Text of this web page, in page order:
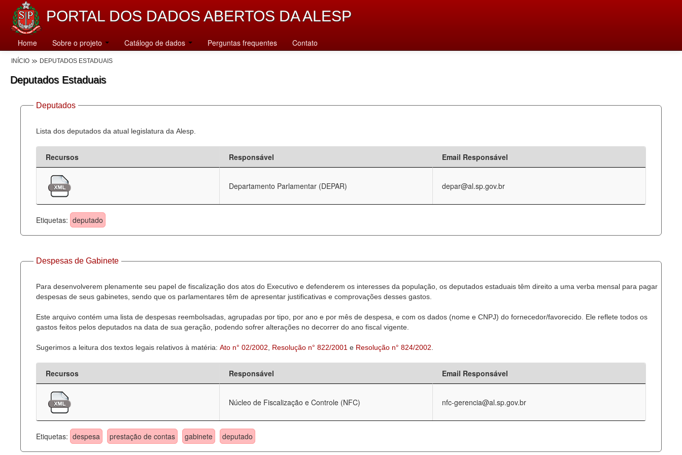
PORTAL DOS DADOS ABERTOS DA ALESP
Home Sobre o projeto Catálogo de dados Perguntas frequentes Contato
INÍCIO DEPUTADOS ESTADUAIS
Deputados Estaduais
Deputados
Lista dos deputados da atual legislatura da Alesp.
Recursos Responsável Email Responsável
Departamento Parlamentar (DEPAR) depar@al.sp.gov.br
Etiquetas: deputado
Despesas de Gabinete
Para desenvolverem plenamente seu papel de fiscalização dos atos do Executivo e defenderem os interesses da população, os deputados estaduais têm direito a uma verba mensal para pagar
despesas de seus gabinetes, sendo que os parlamentares têm de apresentar justificativas e comprovações desses gastos.
Este arquivo contém uma lista de despesas reembolsadas, agrupadas por tipo, por ano e por mês de despesa, e com os dados (nome e CNPJ) do fornecedor/favorecido. Ele reflete todos os
gastos feitos pelos deputados na data de sua geração, podendo sofrer alterações no decorrer do ano fiscal vigente.
Sugerimos a leitura dos textos legais relativos à matéria: Ato n° 02/2002 Resolução n° 822/2001 e Resolução n° 824/2002
Recursos Responsável Email Responsável
Núcleo de Fiscalização e Controle (NFC) nfc-gerencia@al.sp.gov.br
Etiquetas: despesa prestação de contas gabinete deputado